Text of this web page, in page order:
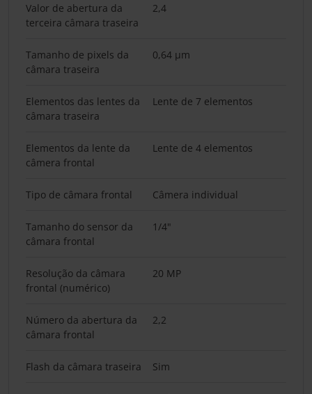
Valor de abertura da
terceira câmara traseira
2,4
Tamanho de pixels da
câmara traseira
0,64 µm
Elementos das lentes da
câmara traseira
Lente de 7 elementos
Elementos da lente da
câmera frontal
Lente de 4 elementos
Tipo de câmara frontal Câmera individual
Tamanho do sensor da
câmara frontal
1/4"
Resolução da câmara
frontal (numérico)
20 MP
Número da abertura da
câmara frontal
2,2
Flash da câmara traseira Sim